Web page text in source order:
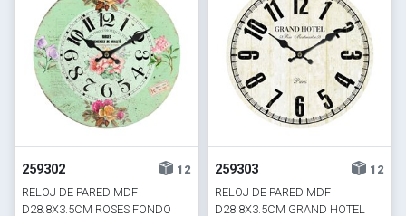
259302
12
RELOJ DE PARED MDF
D28.8X3.5CM ROSES FONDO
259303
12
RELOJ DE PARED MDF
D28.8X3.5CM GRAND HOTEL